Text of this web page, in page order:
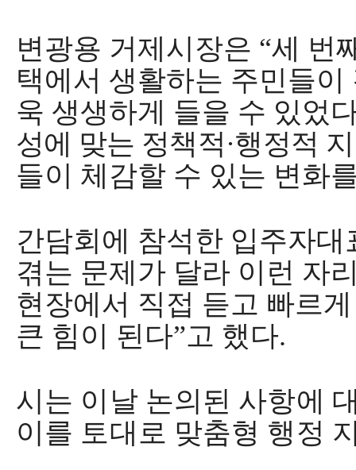
변광용 거제시장은 “세 번
택에서 생활하는 주민들
욱 생생하게 들을 수 있었
성에 맞는 정책적 ·행정적
들이 체감할 수 있는 변화
간담회에 참석한 입주자
겪는 문제가 달라 이런 자
현장에서 직접 듣고 빠르
큰 힘이 된다”고 했다.
시는 이날 논의된 사항에
이를 토대로 맞춤형 행정